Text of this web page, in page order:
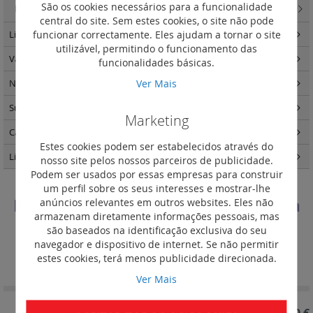
Livinglight/Multibox - Soluções para
instalação em perfis ou painéis
Ordenar por
Definir
Ordenação
Livinglight/Multibox - Soluções para centralização de mecanismos
Living Now(456)
Valena Life
Niloé Step
Suno
Caixas de encastrar Batibox
Light Now(457)
São os cookies necessários para a funcionalidade
central do site. Sem estes cookies, o site não pode
funcionar correctamente. Eles ajudam a tornar o site
utilizável, permitindo o funcionamento das
funcionalidades básicas.
Ver Mais
Marketing
Estes cookies podem ser estabelecidos através do
nosso site pelos nossos parceiros de publicidade.
Podem ser usados por essas empresas para construir
um perfil sobre os seus interesses e mostrar-lhe
anúncios relevantes em outros websites. Eles não
armazenam diretamente informações pessoais, mas
são baseados na identificação exclusiva do seu
navegador e dispositivo de internet. Se não permitir
estes cookies, terá menos publicidade direcionada.
Ver Mais